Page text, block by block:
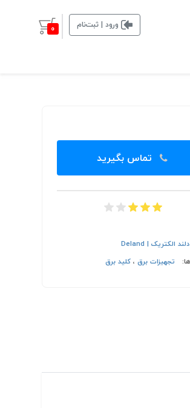
ورود | ثبت‌نام 0
تماس بگیرید
دلند الکتریک | Deland
تجهیزات برق، کلید برق